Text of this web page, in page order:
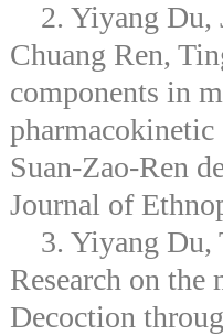
2. Yiyang Du,
Chuang Ren,
components in
Suan-Zao-Ren
Journal of
3. Yiyang
Research on the
Decoction